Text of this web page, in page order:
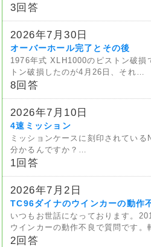
3回答
2026年7月30日
オーバーホール完了とその後
1976年式 XLH1000のピストン破損
トン破損したのが4月26日、それ…
8回答
2026年7月10日
4速ミッション
ミッションケースに刻印されてい
分かるんですか？…
1回答
2026年7月2日
TC96ダイナのウインカーの動作
いつもお世話になっております。
ウインカーの動作不良で質問です
2回答